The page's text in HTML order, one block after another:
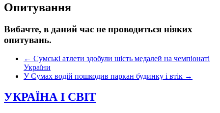
Опитування
Вибачте, в даний час не проводиться ніяких
опитувань.
← Сумські атлети здобули шість медалей на чемпіонаті
України
У Сумах водій пошкодив паркан будинку і втік →
УКРАЇНА І СВІТ